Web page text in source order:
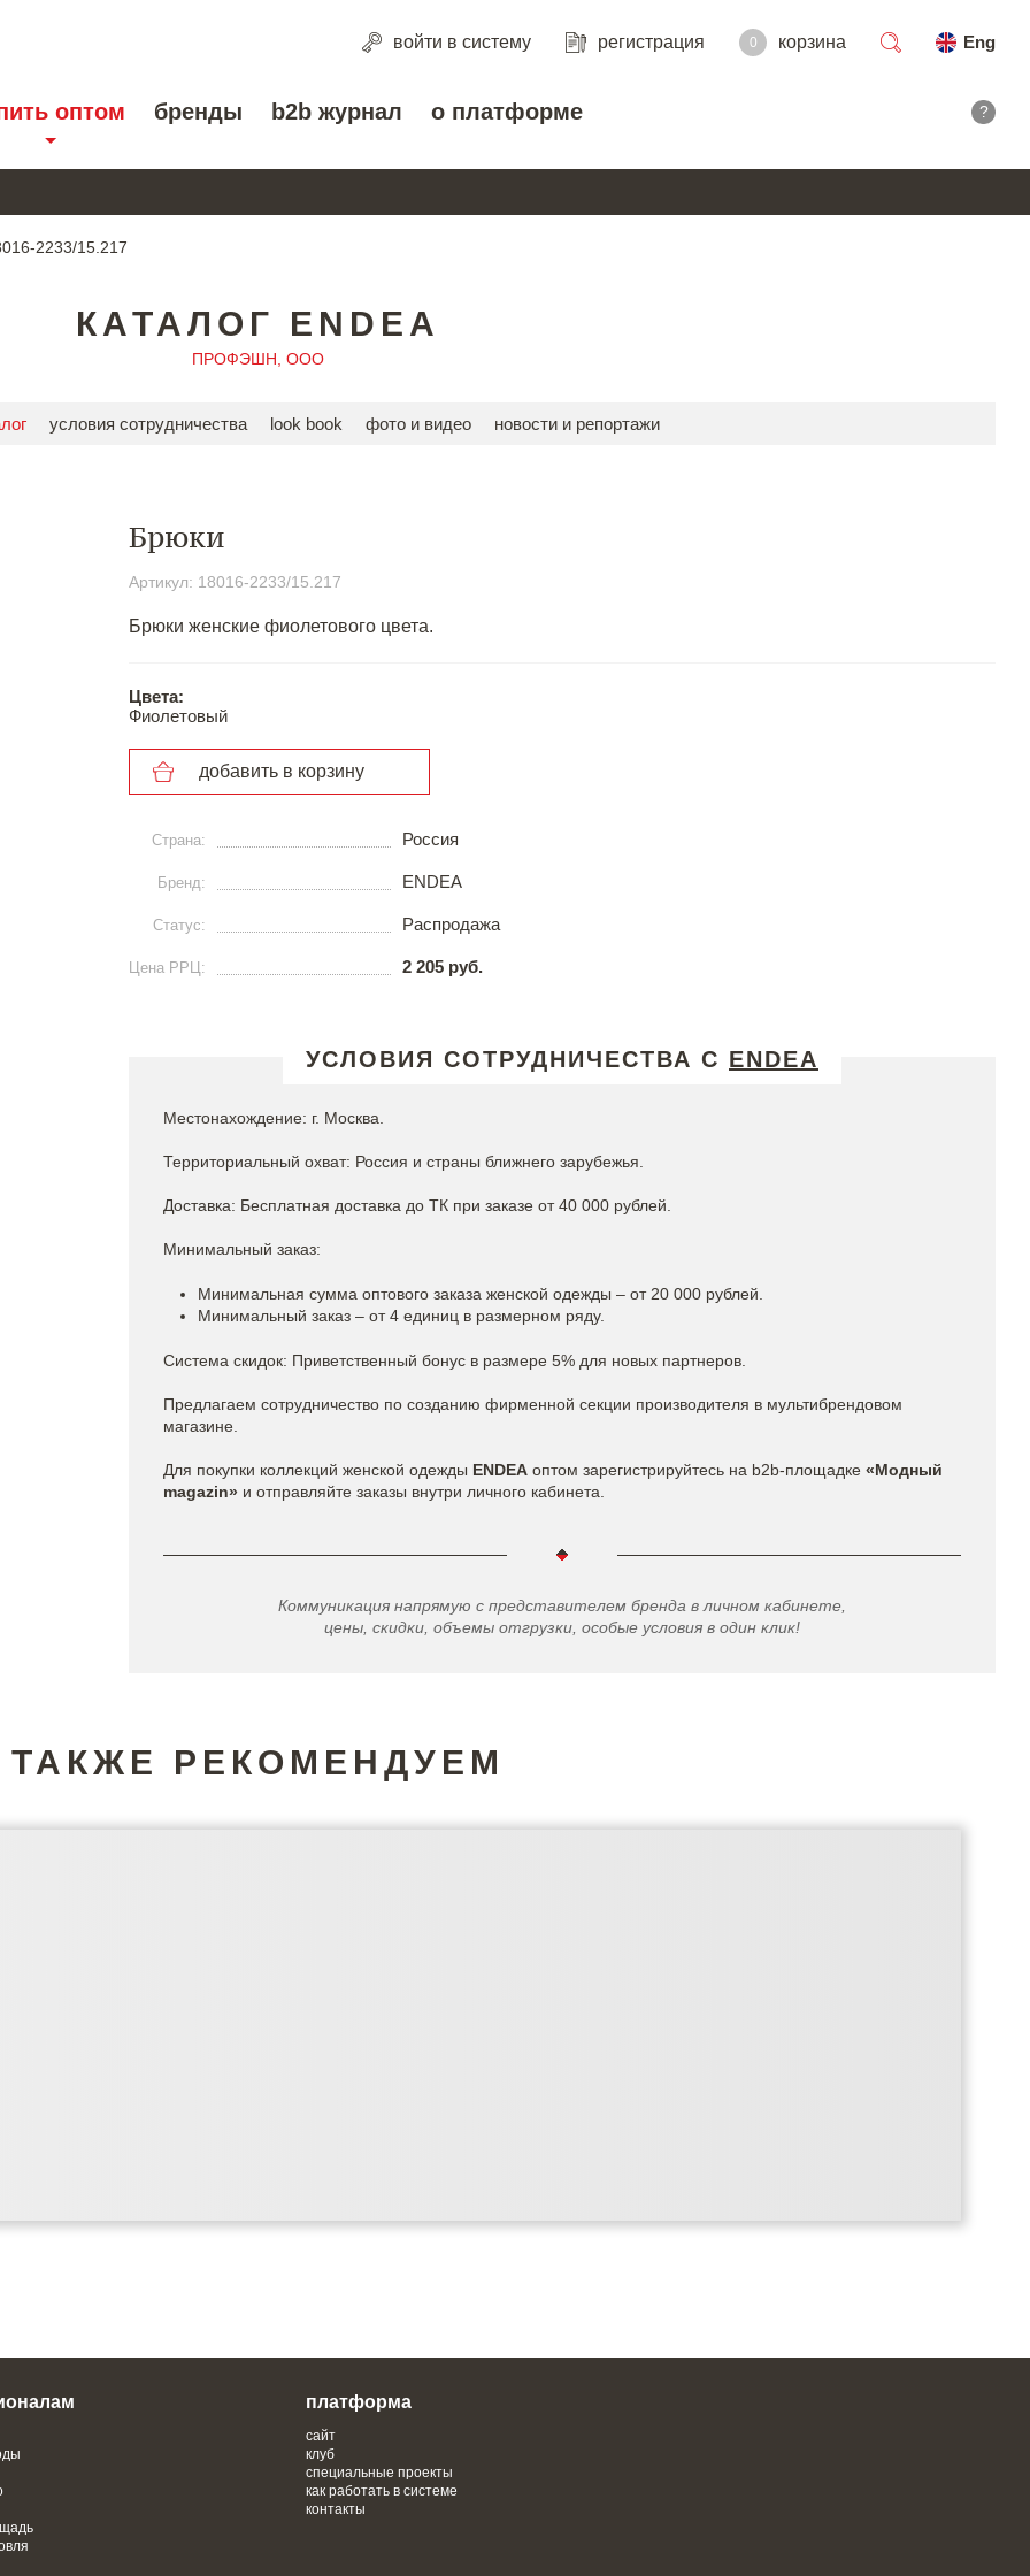
войти в систему регистрация 0 корзина
Eng
оптом бренды b2b журнал о платформе ?
2233/15.217
КАТАЛОГ ENDEA
ПРОФЭШН, ООО
условия сотрудничества look book фото и видео новости и репортажи
Брюки
Артикул: 18016-2233/15.217
Брюки женские фиолетового цвета.
Цвета:
Фиолетовый
добавить в корзину
Страна: Россия
Бренд: ENDEA
Статус: Распродажа
Цена РРЦ: 2 205 руб.
УСЛОВИЯ СОТРУДНИЧЕСТВА С ENDEA
Местонахождение: г. Москва.
Территориальный охват: Россия и страны ближнего зарубежья.
Доставка: Бесплатная доставка до ТК при заказе от 40 000 рублей.
Минимальный заказ:
Минимальная сумма оптового заказа женской одежды – от 20 000 рублей.
Минимальный заказ – от 4 единиц в размерном ряду.
Система скидок: Приветственный бонус в размере 5% для новых партнеров.
Предлагаем сотрудничество по созданию фирменной секции производителя в мультибрендовом
магазине.
Для покупки коллекций женской одежды ENDEA оптом зарегистрируйтесь на b2b-площадке «Модный
magazin» и отправляйте заказы внутри личного кабинета.
Коммуникация напрямую с представителем бренда в личном кабинете,
цены, скидки, объемы отгрузки, особые условия в один клик!
ТАКЖЕ РЕКОМЕНДУЕМ
платформа
сайт
клуб
специальные проекты
как работать в системе
контакты